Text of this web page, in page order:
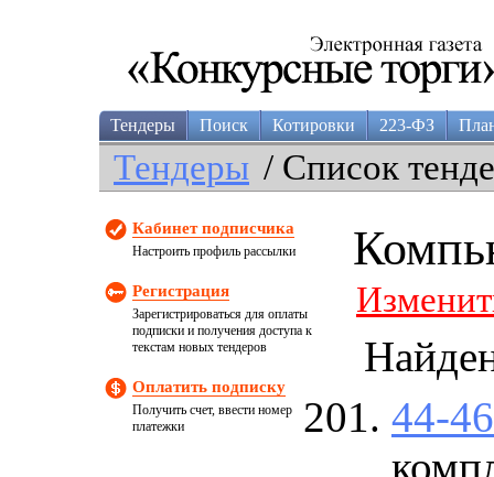
Тендеры Поиск Котировки 223-ФЗ
Тендеры / Список
Кабинет подписчика
Настроить профиль рассылки
Регистрация
Зарегистрироваться для оплаты
подписки и получения доступа к
текстам новых тендеров
Оплатить подписку
Получить счет, ввести номер
платежки
44-